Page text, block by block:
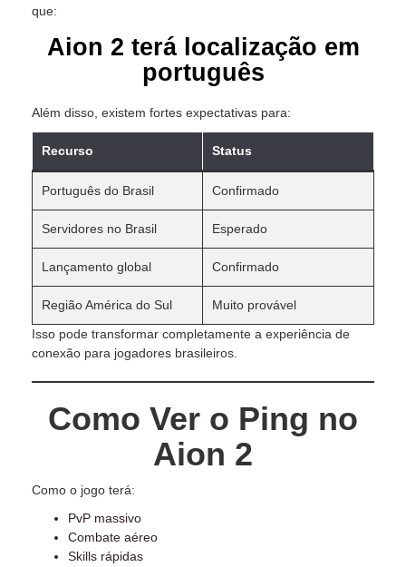
que:
Aion 2 terá localização em
português
Além disso, existem fortes expectativas para:
Recurso Status
Português do Brasil Confirmado
Servidores no Brasil Esperado
Lançamento global Confirmado
Região América do Sul
Muito provável
Isso pode transformar completamente a experiência de
conexão para jogadores brasileiros.
Como Ver o Ping no
Aion 2
Como o jogo terá:
PvP massivo
Combate aéreo
Skills rápidas